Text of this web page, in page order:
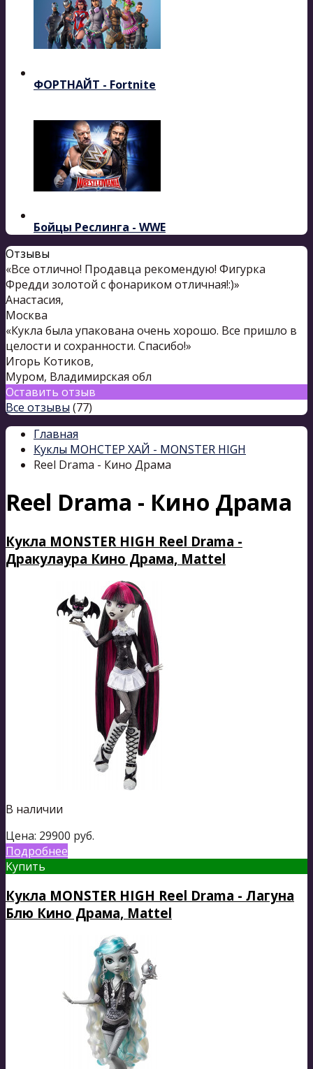
ФОРТНАЙТ - Fortnite
Бойцы Реслинга - WWE
Отзывы
«Все отлично! Продавца рекомендую! Фигурка
Фредди золотой с фонариком отличная!:)»
Анастасия,
Москва
«Кукла была упакована очень хорошо. Все пришло в
целости и сохранности. Спасибо!»
Игорь Котиков,
Муром, Владимирская обл
Оставить отзыв
Все отзывы (77)
Главная
Куклы МОНСТЕР ХАЙ - MONSTER HIGH
Reel Drama - Кино Драма
Reel Drama - Кино Драма
Кукла MONSTER HIGH Reel Drama -
Дракулаура Кино Драма, Mattel
В наличии
Цена: 29900 руб.
Подробнее
Купить
Кукла MONSTER HIGH Reel Drama - Лагуна
Блю Кино Драма, Mattel